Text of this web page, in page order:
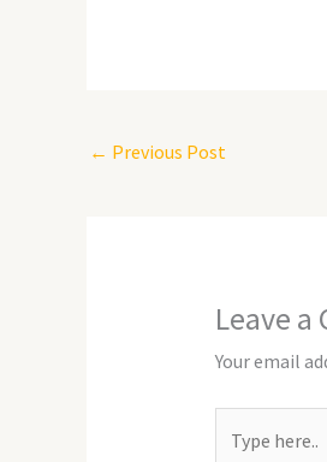
← Previous Post
Leave
Your email